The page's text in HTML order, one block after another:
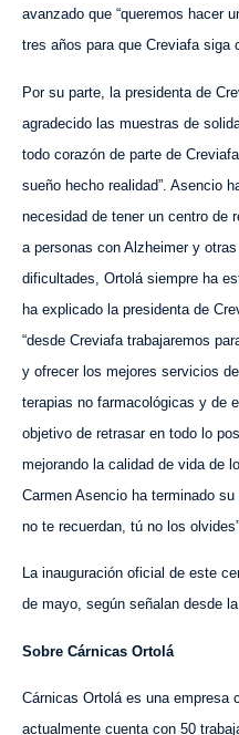
avanzado que “queremos hacer
tres años para que Creviafa siga
Por su parte, la presidenta de C
agradecido las muestras de
todo corazón de parte de
sueño hecho realidad”. Asencio
necesidad de tener un centro de
a personas con Alzheimer y
dificultades, Ortolá siempre ha
ha explicado la presidenta de
“desde Creviafa trabajaremos
y ofrecer los mejores servicios de
terapias no farmacológicas y de
objetivo de retrasar en todo lo
mejorando la calidad de vida de
Carmen Asencio ha terminado
no te recuerdan, tú no los olvides”.
La inauguración oficial de este
de mayo, según señalan desde
Sobre Cárnicas Ortolá
Cárnicas Ortolá es una empresa
actualmente cuenta con 50